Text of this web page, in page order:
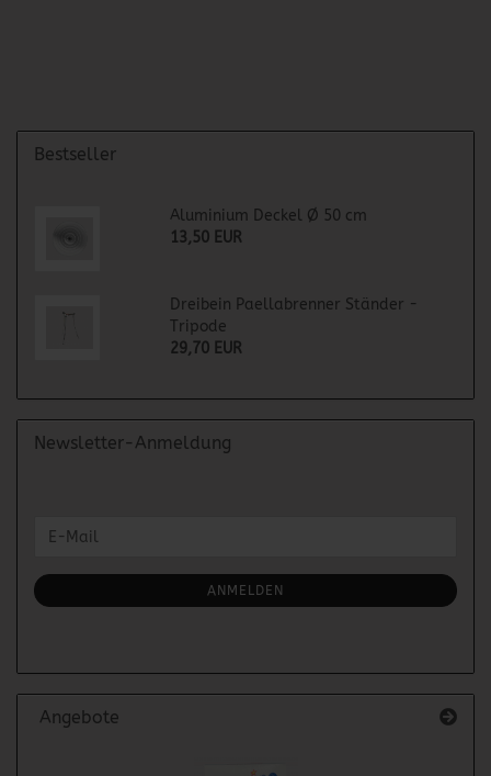
Bestseller
Aluminium Deckel Ø 50 cm
13,50 EUR
Dreibein Paellabrenner Ständer -
Tripode
29,70 EUR
Newsletter-Anmeldung
ZUR
ANMELDUNG
E-
ANMELDEN
Angebote